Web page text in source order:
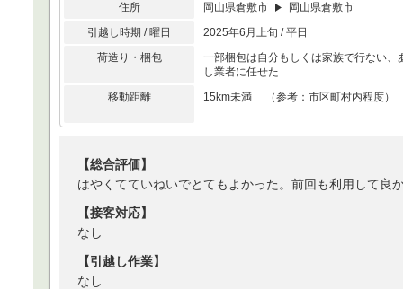
住所
岡山県倉敷市
岡山県倉敷市
引越し時期 / 曜日
2025年6月上旬 / 平日
荷造り・梱包
一部梱包は自分もしくは家族で行ない、
し業者に任せた
移動距離
15km未満 （参考：市区町村内程度）
【総合評価】
はやくてていねいでとてもよかった。前回も利用して良
【接客対応】
なし
【引越し作業】
なし